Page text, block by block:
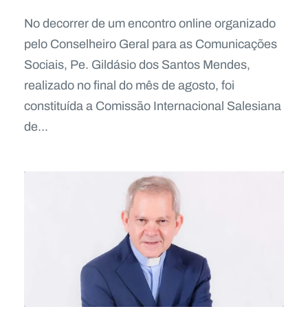
No decorrer de um encontro online organizado
pelo Conselheiro Geral para as Comunicações
Sociais, Pe. Gildásio dos Santos Mendes,
realizado no final do mês de agosto, foi
constituída a Comissão Internacional Salesiana
de...